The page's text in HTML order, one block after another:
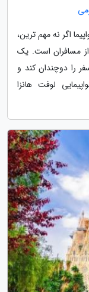
اگر نه مهم ترین،
مسافران است. یک
را دوچندان کند و
لوفت هانزا